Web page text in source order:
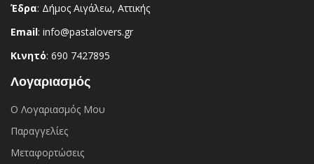
Έδρα: Δήμος Αιγάλεω, Αττικής
Email: info@pastalovers.gr
Κινητό: 690 7427895
Λογαριασμός
Ο Λογαριασμός Μου
Παραγγελίες
Μεταφορτώσεις